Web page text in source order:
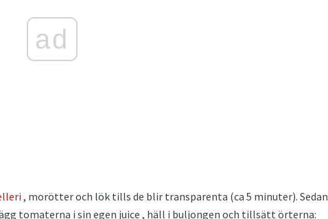
ad
, morötter och lök tills de blir transparenta (ca 5 minuter). Sedan
tomaterna i sin egen juice , häll i buljongen och tillsätt örterna: